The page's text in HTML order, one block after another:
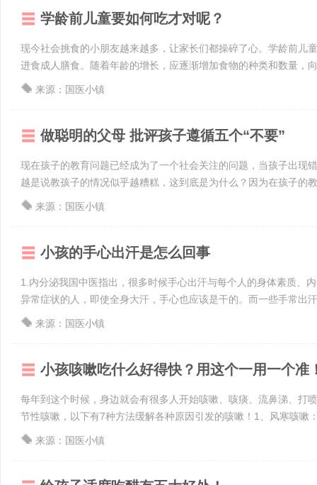
学龄前儿童要如何吃才对呢？
现今社会挑食的小朋友越来越多，让家长们都操碎了心。学龄前儿
进食成人膳食。随着年龄的增长，应逐渐增加食物的种类和数量，
来源：国医小镇
做聪明的父母 批评孩子遵循五个“不要”
现在孩子的教育问题已经成为了一个社会关注的问题，当孩子出现
越是说教孩子的情况似乎越糟糕，这到底是为什么？因为在孩子的
来源：国医小镇
小孩的手心出汗是怎么回事
1.内分泌我国中医指出，很多时候手心出汗与每个人的身体素质、
异常症状的人，即使全身大汗，手心也应该是干的。而一些手常出
来源：国医小镇
小孩咳嗽吃什么好得快？用这个一用一个准
每年到这个时候，身边就会有很多人开始咳嗽、咳痰、流鼻涕、打
节性咳嗽，以下有7种方法缓解各种原因引发的咳嗽！1、风寒咳嗽
来源：国医小镇